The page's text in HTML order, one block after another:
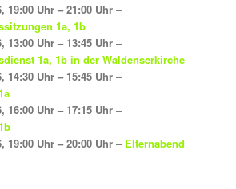
, 19:00 Uhr – 21:00 Uhr –
1a, 1b
, 13:00 Uhr – 13:45 Uhr –
1a, 1b in der Waldenserkirche
, 14:30 Uhr – 15:45 Uhr –
, 16:00 Uhr – 17:15 Uhr –
, 19:00 Uhr – 20:00 Uhr – Elternabend